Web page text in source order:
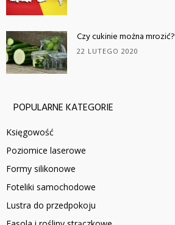
Czy cukinie można mrozić?
22 LUTEGO 2020
POPULARNE KATEGORIE
Księgowość
Poziomice laserowe
Formy silikonowe
Foteliki samochodowe
Lustra do przedpokoju